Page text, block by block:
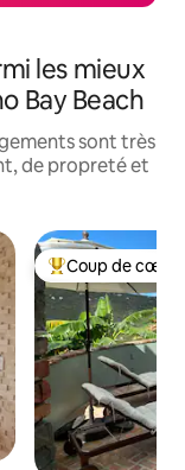
les mieux
Bay Beach
sont très
de propreté et
Coups de cœur
Coup de cœur